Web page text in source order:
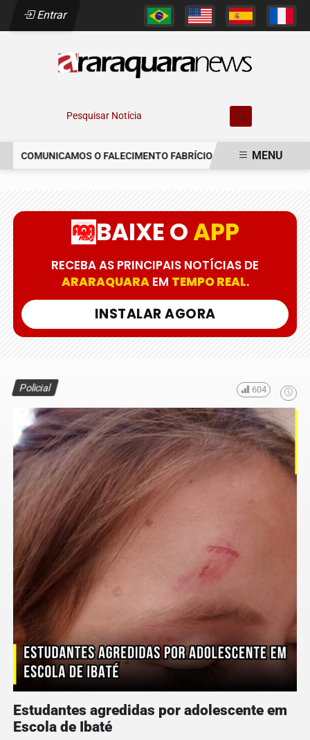
Entrar
Pesquisar Notícia
COMUNICAMOS O FALECIMENTO FABRÍCIO AUGUSTO FERREIRA
MENU
BAIXE OAPP
RECEBA AS PRINCIPAIS NOTÍCIAS DE
ARARAQUARAEM TEMPO REAL.
INSTALAR AGORA
Policial 604
Estudantes agredidas por adolescente em
Escola de Ibaté